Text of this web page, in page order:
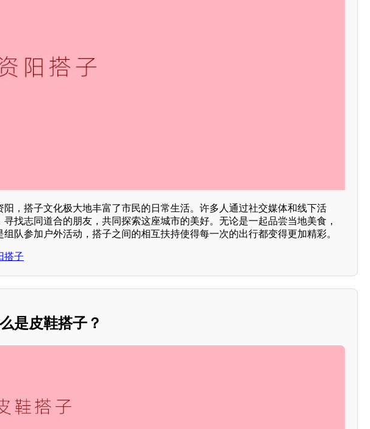
阳，搭子文化极大地丰富了市民的日常生活。许多人通过社交媒体和线下活
寻找志同道合的朋友，共同探索这座城市的美好。无论是一起品尝当地美食，
组队参加户外活动，搭子之间的相互扶持使得每一次的出行都变得更加精彩。
搭子
是皮鞋搭子？